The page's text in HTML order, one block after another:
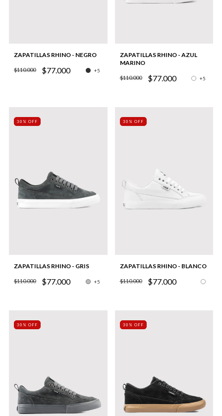
ZAPATILLAS RHINO - NEGRO
$110.000 $77.000 +5
ZAPATILLAS RHINO - AZUL
MARINO
$110.000 $77.000 +5
30% OFF
ZAPATILLAS RHINO - GRIS
$110.000 $77.000
30% OFF
+5
30% OFF
ZAPATILLAS RHINO - BLANCO
$110.000 $77.000
30% OFF
30% OFF
30% OFF 30% OFF
30% OFF